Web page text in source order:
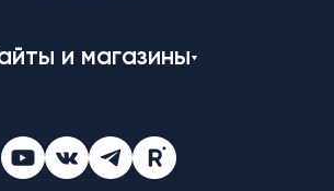
и магазины